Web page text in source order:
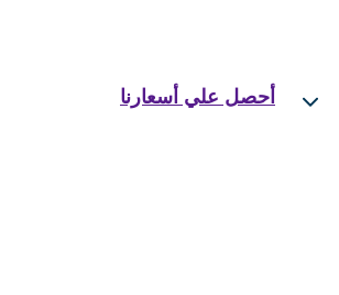
أحصل علي أسعارنا